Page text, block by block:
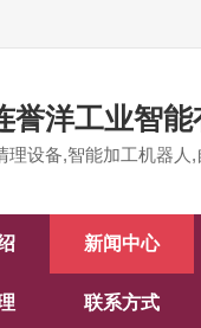
誉洋工业智能
理设备,智能加工机器人,
新闻中心
联系方式